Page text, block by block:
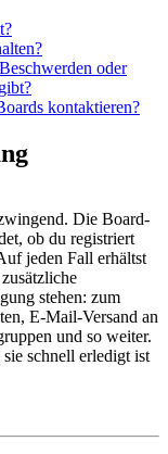
oder
kontaktieren?
Die Board-
ob du registriert
jeden Fall erhältst
stehen: zum
E-Mail-Versand an
und so weiter.
schnell erledigt ist